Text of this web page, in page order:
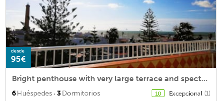
desde
95€
Bright penthouse with very large terrace and spectacular frontal sea views
6Huéspedes · 3Dormitorios 10 Excepcional (1)